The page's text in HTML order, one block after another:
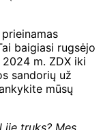
baigiasi rugsėjo
2024 m. ZDX iki
sandorių už
mūsų
jie truks? Mes